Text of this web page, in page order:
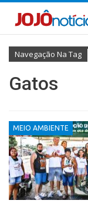
Navegação Na Tag
Gatos
MEIO AMBIENTE